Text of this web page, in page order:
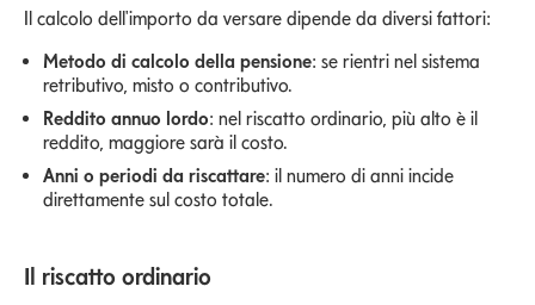
Il calcolo dell'importo da versare dipende da diversi fattori:
Metodo di calcolo della pensione: se rientri nel sistema
retributivo, misto o contributivo.
Reddito annuo lordo: nel riscatto ordinario, più alto è il
reddito, maggiore sarà il costo.
Anni o periodi da riscattare: il numero di anni incide
direttamente sul costo totale.
Il riscatto ordinario